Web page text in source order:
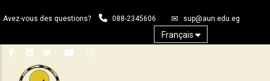
au
principal
Avez-vous des questions? 088-2345606 sup@aun.edu.eg
Français